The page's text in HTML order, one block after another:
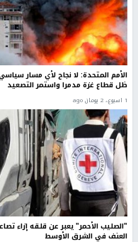
الأمم المتحدة: لا نجاح لأي مسار
ظل قطاع غزة مدمرا واستمر التصعيد
1 اسبوع.، 2 يومان ago
"الصليب الأحمر" يعبر عن قلقه إزاء
العنف في الشرق الأوسط